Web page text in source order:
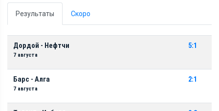
Результаты Скоро
Дордой - Нефтчи
7 августа
5:1
Барс - Алга
7 августа
2:1